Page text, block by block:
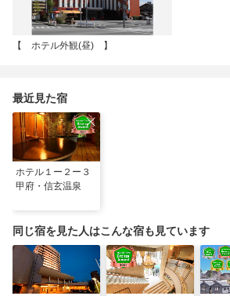
【 ホテル外観(昼) 】
最近見た宿
ホテル１ー２ー３
甲府・信玄温泉
同じ宿を見た人はこんな宿も見ています